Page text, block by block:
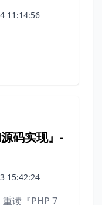
11:14:56
码实现』-
15:42:24
读『PHP 7